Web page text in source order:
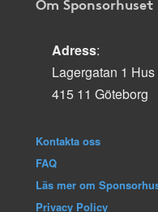
Adress:
Lagergatan 1
415 11 Göteborg
Kontakta oss
FAQ
Läs mer om
Privacy Policy